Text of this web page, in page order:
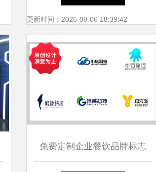
更新时间：2026-08-06 18:39:42
免费定制企业餐饮品牌标志